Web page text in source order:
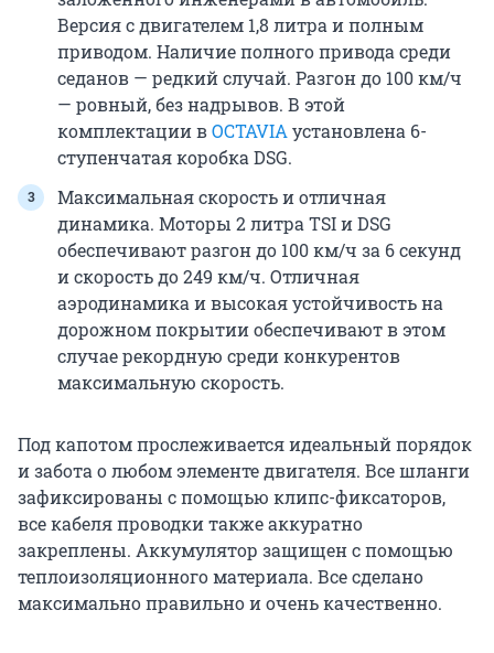
Версия с двигателем 1,8 литра и полным
приводом. Наличие полного привода среди
седанов — редкий случай. Разгон до 100 км/ч
— ровный, без надрывов. В этой
комплектации вOCTAVIA установлена 6-
ступенчатая коробка DSG.
Максимальная скорость и отличная
динамика. Моторы 2 литра TSI и DSG
обеспечивают разгон до 100 км/ч за 6 секунд
и скорость до 249 км/ч. Отличная
аэродинамика и высокая устойчивость на
дорожном покрытии обеспечивают в этом
случае рекордную среди конкурентов
максимальную скорость.
Под капотом прослеживается идеальный порядок
и забота о любом элементе двигателя. Все шланги
зафиксированы с помощью клипс-фиксаторов,
все кабеля проводки также аккуратно
закреплены. Аккумулятор защищен с помощью
теплоизоляционного материала. Все сделано
максимально правильно и очень качественно.